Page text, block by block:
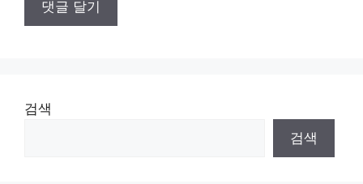
검색
검색